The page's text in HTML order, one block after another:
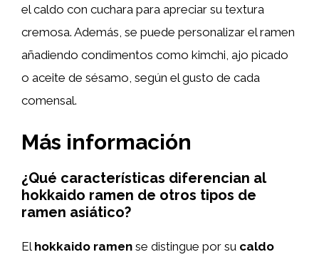
el caldo con cuchara para apreciar su textura
cremosa. Además, se puede personalizar el ramen
añadiendo condimentos como kimchi, ajo picado
o aceite de sésamo, según el gusto de cada
comensal.
Más información
¿Qué características diferencian al
hokkaido ramen de otros tipos de
ramen asiático?
El hokkaido ramen se distingue por su caldo